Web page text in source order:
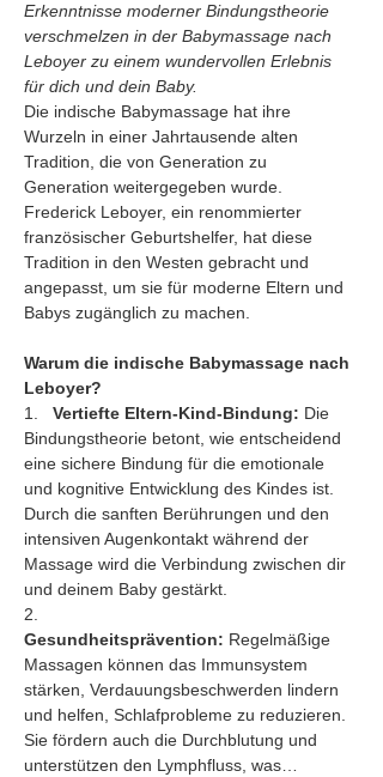
Erkenntnisse moderner Bindungstheorie
verschmelzen in der Babymassage nach
Leboyer zu einem wundervollen Erlebnis
für dich und dein Baby.
Die indische Babymassage hat ihre
Wurzeln in einer Jahrtausende alten
Tradition, die von Generation zu
Generation weitergegeben wurde.
Frederick Leboyer, ein renommierter
französischer Geburtshelfer, hat diese
Tradition in den Westen gebracht und
angepasst, um sie für moderne Eltern und
Babys zugänglich zu machen.
Warum die indische Babymassage nach
Leboyer?
1. Vertiefte Eltern-Kind-Bindung: Die
Bindungstheorie betont, wie entscheidend
eine sichere Bindung für die emotionale
und kognitive Entwicklung des Kindes ist.
Durch die sanften Berührungen und den
intensiven Augenkontakt während der
Massage wird die Verbindung zwischen dir
und deinem Baby gestärkt.
2.
Gesundheitsprävention: Regelmäßige
Massagen können das Immunsystem
stärken, Verdauungsbeschwerden lindern
und helfen, Schlafprobleme zu reduzieren.
Sie fördern auch die Durchblutung und
unterstützen den Lymphfluss, was…